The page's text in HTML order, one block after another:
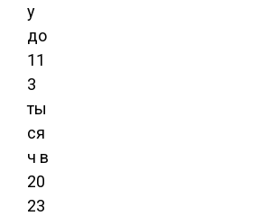
у
до
11
3
ты
ся
ч в
20
23